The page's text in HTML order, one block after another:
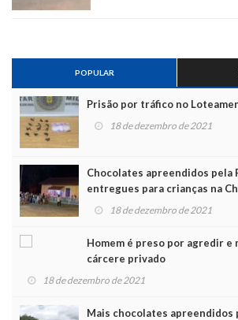
POPULAR
Prisão por tráfico no
18 de dezembro de 2021
Chocolates apreendidos pela
entregues para crianças na
Noel
18 de dezembro de 2021
Homem é preso por agredir e
cárcere privado
18 de dezembro de 2021
Mais chocolates apreendidos